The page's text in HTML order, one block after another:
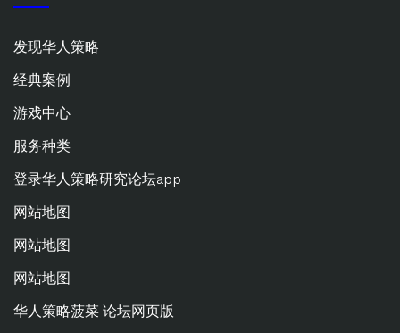
发现华人策略
经典案例
游戏中心
服务种类
登录华人策略研究论坛app
网站地图
网站地图
网站地图
华人策略菠菜 论坛网页版